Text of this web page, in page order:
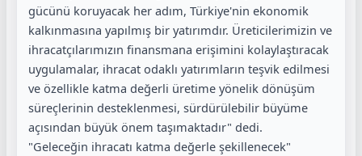
gücünü koruyacak her adım, Türkiye'nin ekonomik
kalkınmasına yapılmış bir yatırımdır. Üreticilerimizin ve
ihracatçılarımızın finansmana erişimini kolaylaştıracak
uygulamalar, ihracat odaklı yatırımların teşvik edilmesi
ve özellikle katma değerli üretime yönelik dönüşüm
süreçlerinin desteklenmesi, sürdürülebilir büyüme
açısından büyük önem taşımaktadır" dedi.
"Geleceğin ihracatı katma değerle şekillenecek"